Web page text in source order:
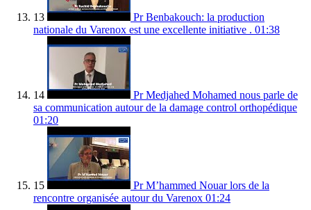
13
Pr Benbakouch: la production
nationale du Varenox est une excellente initiative . 01:38
14
Pr Medjahed Mohamed nous parle de
sa communication autour de la damage control orthopédique
01:20
15
Pr M’hammed Nouar lors de la
rencontre organisée autour du Varenox 01:24